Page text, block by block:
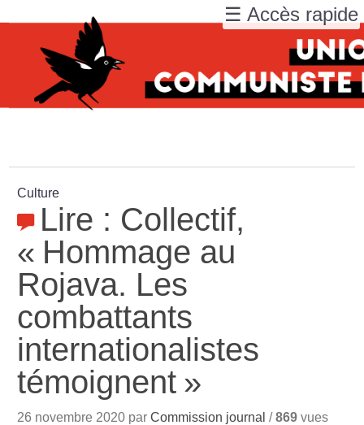
Culture
Lire : Collectif,
« Hommage au
Rojava. Les
combattants
internationalistes
témoignent »
26 novembre 2020 parCommission journal /869 vues
☰ Accès rapide